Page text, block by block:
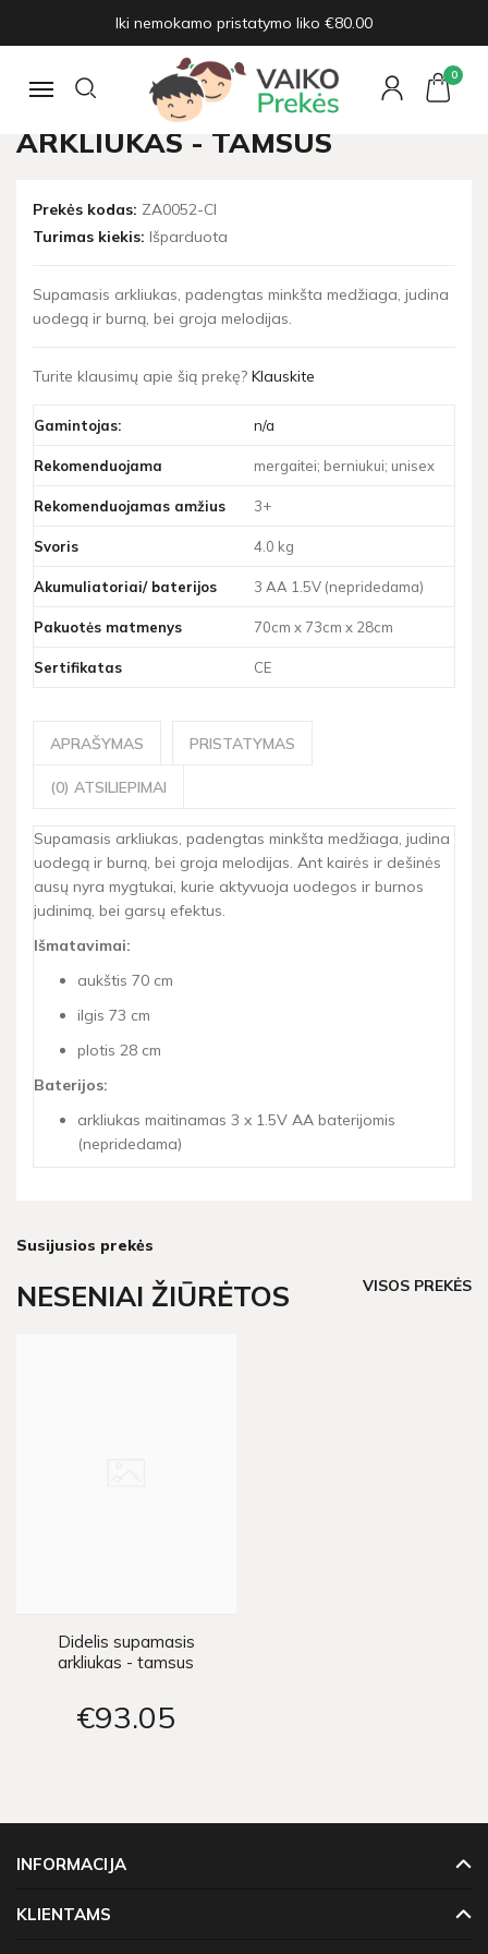
Iki nemokamo pristatymo liko €80.00
Navigacija
0
Supynės, šokdynės
Didelis supamasis arkliukas - tamsus
DIDELIS SUPAMASIS
ARKLIUKAS - TAMSUS
Prekės kodas: ZA0052-CI
Turimas kiekis: Išparduota
Supamasis arkliukas, padengtas minkšta medžiaga, judina
uodegą ir burną, bei groja melodijas.
Turite klausimų apie šią prekę? Klauskite
Gamintojas: n/a
Rekomenduojama mergaitei; berniukui; unisex
Rekomenduojamas amžius 3+
Svoris 4.0 kg
Akumuliatoriai/ baterijos 3 AA 1.5V (nepridedama)
Pakuotės matmenys 70cm x 73cm x 28cm
Sertifikatas CE
APRAŠYMAS PRISTATYMAS
(0) ATSILIEPIMAI
Supamasis arkliukas, padengtas minkšta medžiaga, judina
uodegą ir burną, bei groja melodijas. Ant kairės ir dešinės
ausų nyra mygtukai, kurie aktyvuoja uodegos ir burnos
judinimą, bei garsų efektus.
Išmatavimai:
aukštis 70 cm
ilgis 73 cm
plotis 28 cm
​Baterijos:
arkliukas maitinamas 3 x 1.5V AA baterijomis
(nepridedama)
Susijusios prekės
NESENIAI ŽIŪRĖTOS VISOS PREKĖS
Didelis supamasis
arkliukas - tamsus
€93 05
INFORMACIJA
KLIENTAMS